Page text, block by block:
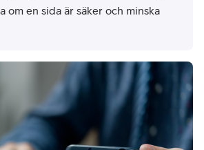
om en sida är säker och minska